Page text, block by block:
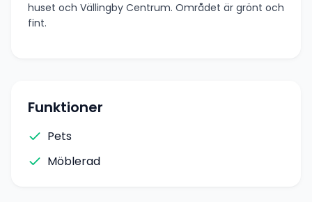
huset och Vällingby Centrum. Området är grönt och
fint.
Funktioner
Pets
Möblerad